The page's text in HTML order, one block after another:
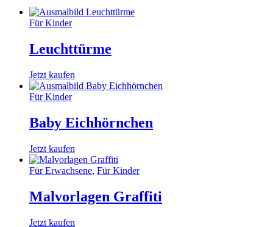
Für Kinder
Leuchttürme
Jetzt kaufen
Für Kinder
Baby Eichhörnchen
Jetzt kaufen
Für Erwachsene, Für Kinder
Malvorlagen Graffiti
Jetzt kaufen